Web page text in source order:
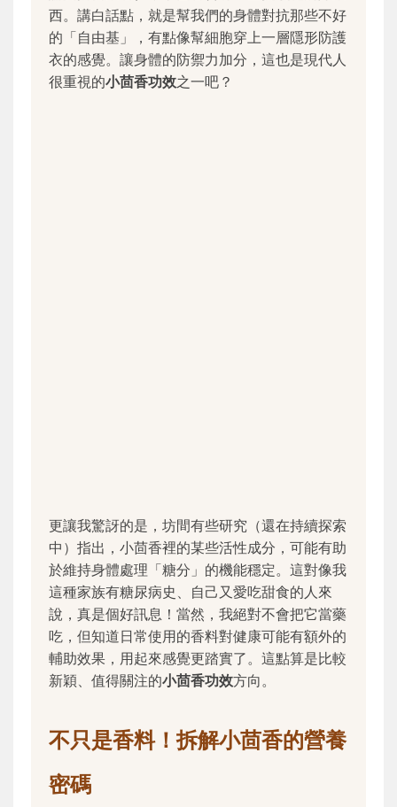
西。講白話點，就是幫我們的身體對抗那些不好
的「自由基」，有點像幫細胞穿上一層隱形防護
衣的感覺。讓身體的防禦力加分，這也是現代人
很重視的小茴香功效之一吧？
更讓我驚訝的是，坊間有些研究（還在持續探索
中）指出，小茴香裡的某些活性成分，可能有助
於維持身體處理「糖分」的機能穩定。這對像我
這種家族有糖尿病史、自己又愛吃甜食的人來
說，真是個好訊息！當然，我絕對不會把它當藥
吃，但知道日常使用的香料對健康可能有額外的
輔助效果，用起來感覺更踏實了。這點算是比較
新穎、值得關注的小茴香功效方向。
不只是香料！拆解小茴香的營養
密碼